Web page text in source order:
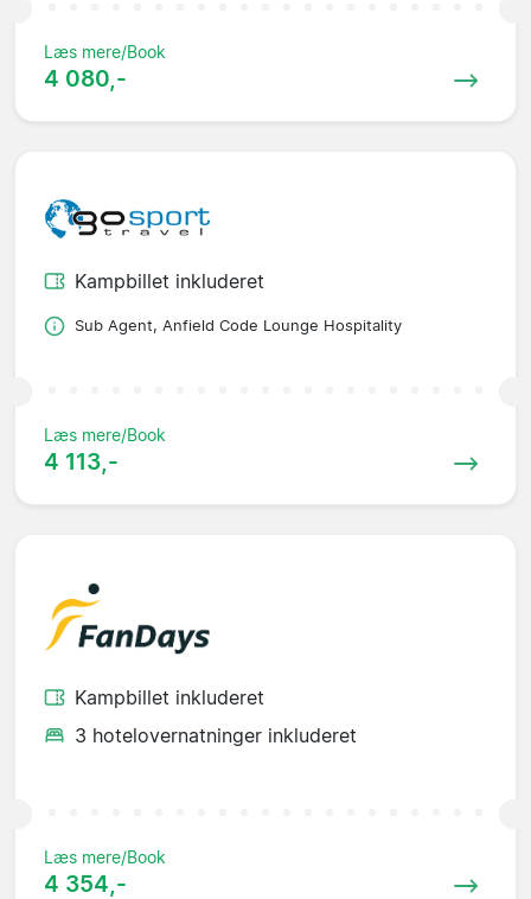
Læs mere/Book
4 080,-
Kampbillet inkluderet
Sub Agent, Anfield Code Lounge Hospitality
Læs mere/Book
4 113,-
Kampbillet inkluderet
3 hotelovernatninger inkluderet
Læs mere/Book
4 354,-